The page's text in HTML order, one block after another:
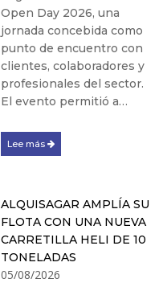
Open Day 2026, una
jornada concebida como
punto de encuentro con
clientes, colaboradores y
profesionales del sector.
El evento permitió a…
Lee más
ALQUISAGAR AMPLÍA SU
FLOTA CON UNA NUEVA
CARRETILLA HELI DE 10
TONELADAS
05/08/2026